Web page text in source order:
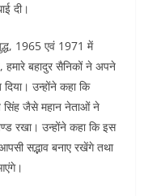
दी।
1965 एवं 1971 में
हमारे बहादुर सैनिकों ने अपने
उन्होंने कहा कि
सिंह जैसे महान नेताओं ने
रखा। उन्होंने कहा कि इस
सद्भाव बनाए रखेंगे तथा